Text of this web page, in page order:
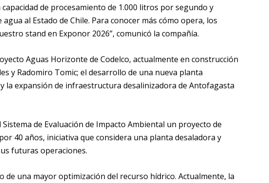
de procesamiento de 1.000 litros por segundo y
al Estado de Chile. Para conocer más cómo opera, los
stand en Exponor 2026”, comunicó la compañía.
Aguas Horizonte de Codelco, actualmente en construcción
y Radomiro Tomic; el desarrollo de una nueva planta
la expansión de infraestructura desalinizadora de Antofagasta
de Evaluación de Impacto Ambiental un proyecto de
40 años, iniciativa que considera una planta desaladora y
futuras operaciones.
de una mayor optimización del recurso hídrico. Actualmente, la